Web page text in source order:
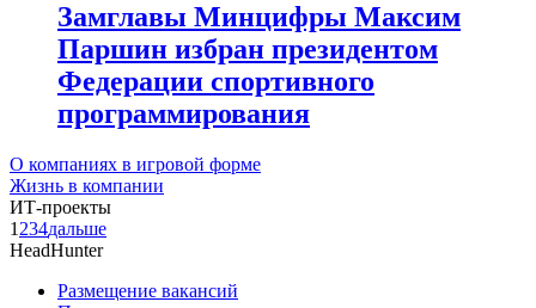
Замглавы Минцифры Максим
Паршин избран президентом
Федерации спортивного
программирования
О компаниях в игровой форме
Жизнь в компании
ИТ-проекты
1 234дальше
HeadHunter
Размещение вакансий